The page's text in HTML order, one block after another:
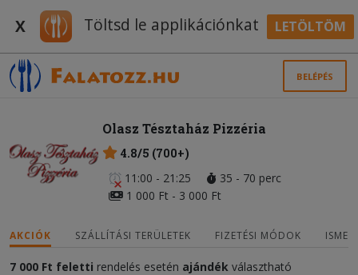
X Töltsd le applikációnkat LETÖLTÖM
BELÉPÉS
Olasz Tésztaház Pizzéria
4.8/5 (700+)
11:00 - 21:25
35 - 70 perc
1 000 Ft - 3 000 Ft
AKCIÓK SZÁLLÍTÁSI TERÜLETEK FIZETÉSI MÓDOK
7 000 Ft feletti rendelés esetén ajándék választható